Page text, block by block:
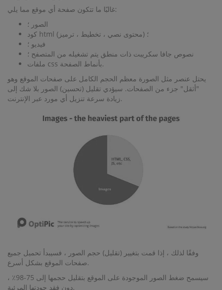
غالبًا ما تتكون صفحة أي موقع مما يلي:
الصور ؛
كود html (محتوى نصي ، تخطيط ، ترميز) ؛
فيديو ؛
نصوص جافا سكريبت ذات منطق يتم تشغيله من المتصفح ؛
ملفات css بأنماط الصفحة.
يحتل عنصر مثل الصورة معظم الحجم الكامل على صفحات الموقع وهو
"أثقل" جزء من الصفحات. سيؤدي تقليل (تحسين) الصور بلا شك إلى
زيادة سرعة تنزيل أي مورد عبر الإنترنت.
وفقًا لذلك ، إذا قمت بتغيير (تقليل) حجم الصور ، فسيبدأ تحميل جميع
صفحات الموقع بشكل أسرع.
سيسمح ضغط الصور الموجودة على الموقع بتقليل حجمها إلى 75-98٪ ،
دون فقد جودتها المرئية.